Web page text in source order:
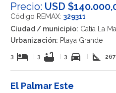
Precio: USD
Código REMAX: 329311
Ciudad / municipio: Catia La
Urbanización: Playa Grande
3 hotel 3 bathtub 3 directions_car square_foot
El Palmar Este